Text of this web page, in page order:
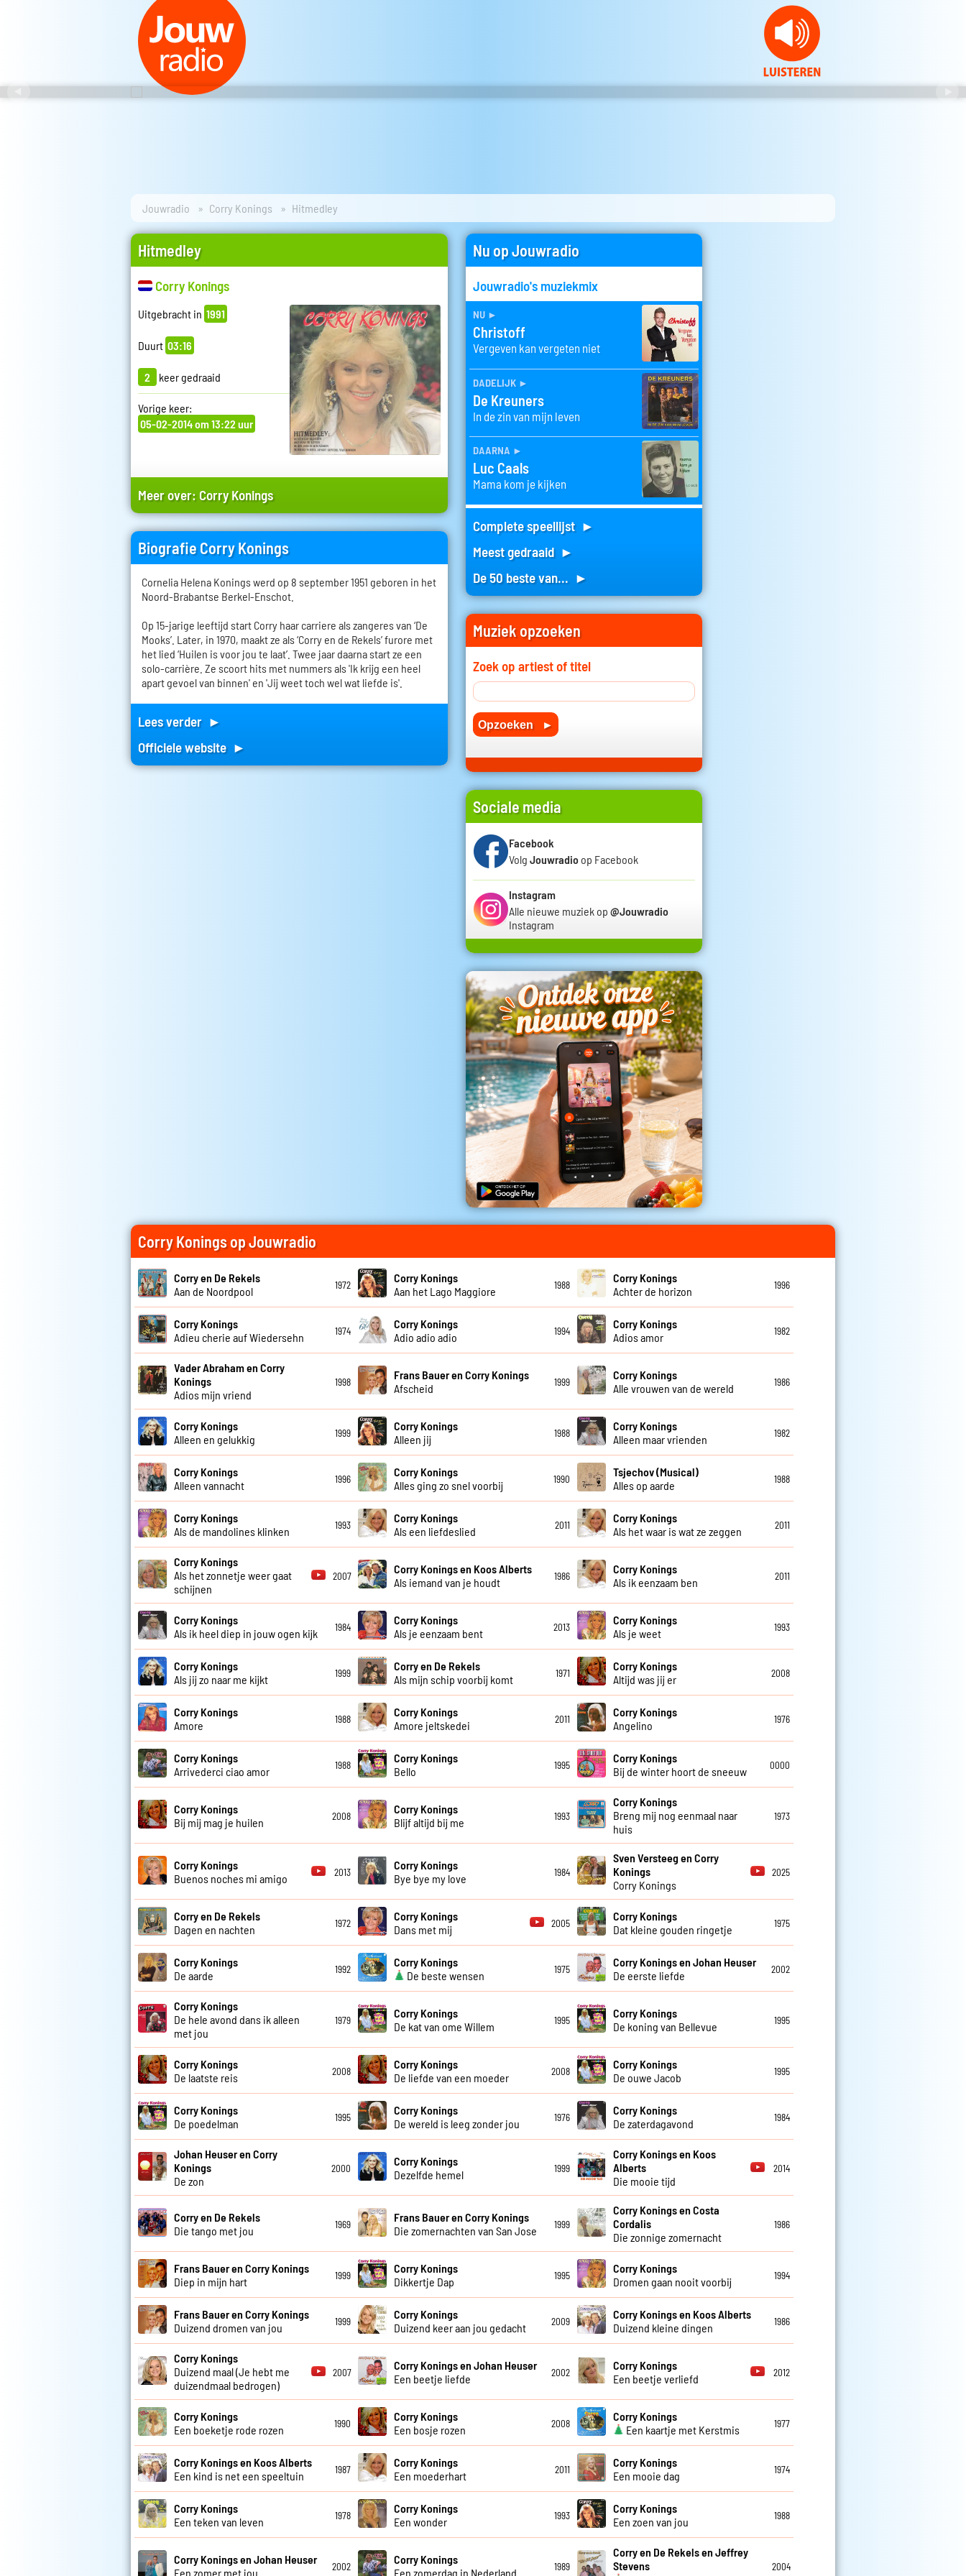
Jouwradio Corry Konings Hitmedley
Hitmedley
Corry Konings
Uitgebracht in 1991
Duurt 03:16
2 keer gedraaid
Vorige keer:
05-02-2014 om 13:22 uur
Meer over: Corry Konings
Biografie Corry Konings
Cornelia Helena Konings werd op 8 september 1951 geboren in het
Noord-Brabantse Berkel-Enschot.
Op 15-jarige leeftijd start Corry haar carriere als zangeres van ‘De
Mooks’. Later, in 1970, maakt ze als ‘Corry en de Rekels’ furore met
het lied ‘Huilen is voor jou te laat’. Twee jaar daarna start ze een
solo-carrière. Ze scoort hits met nummers als 'Ik krijg een heel
apart gevoel van binnen' en 'Jij weet toch wel wat liefde is'.
Lees verder ►
Officiele website ►
Nu op Jouwradio
Jouwradio's muziekmix
nu ►
Christoff
Vergeven kan vergeten niet
dadelijk ►
De Kreuners
In de zin van mijn leven
daarna ►
Luc Caals
Mama kom je kijken
Complete speellijst ►
Meest gedraaid ►
De 50 beste van... ►
Muziek opzoeken
Zoek op artiest of titel
Sociale media
Facebook
Volg Jouwradio op Facebook
Instagram
Alle nieuwe muziek op @Jouwradio
Instagram
Corry Konings op Jouwradio
Corry en De Rekels
Aan de Noordpool
1972
Corry Konings
Aan het Lago Maggiore
1988
Corry Konings
Achter de horizon
1996
Corry Konings
Adieu cherie auf Wiedersehn
1974
Corry Konings
Adio adio adio
1994
Corry Konings
Adios amor
1982
Vader Abraham en Corry
Konings
Adios mijn vriend
1998
Frans Bauer en Corry Konings
Afscheid
1999
Corry Konings
Alle vrouwen van de wereld
1986
Corry Konings
Alleen en gelukkig
1999
Corry Konings
Alleen jij
1988
Corry Konings
Alleen maar vrienden
1982
Corry Konings
Alleen vannacht
1996
Corry Konings
Alles ging zo snel voorbij
1990
Tsjechov (Musical)
Alles op aarde
1988
Corry Konings
Als de mandolines klinken
1993
Corry Konings
Als een liefdeslied
2011
Corry Konings
Als het waar is wat ze zeggen
2011
Corry Konings
Als het zonnetje weer gaat
schijnen
2007
Corry Konings en Koos Alberts
Als iemand van je houdt
1986
Corry Konings
Als ik eenzaam ben
2011
Corry Konings
Als ik heel diep in jouw ogen kijk
1984
Corry Konings
Als je eenzaam bent
2013
Corry Konings
Als je weet
1993
Corry Konings
Als jij zo naar me kijkt
1999
Corry en De Rekels
Als mijn schip voorbij komt
1971
Corry Konings
Altijd was jij er
2008
Corry Konings
Amore
1988
Corry Konings
Amore jeltskedei
2011
Corry Konings
Angelino
1976
Corry Konings
Arrivederci ciao amor
1988
Corry Konings
Bello
1995
Corry Konings
Bij de winter hoort de sneeuw
0000
Corry Konings
Bij mij mag je huilen
2008
Corry Konings
Blijf altijd bij me
1993
Corry Konings
Breng mij nog eenmaal naar
huis
1973
Corry Konings
Buenos noches mi amigo
2013
Corry Konings
Bye bye my love
1984
Sven Versteeg en Corry
Konings
Corry Konings
2025
Corry en De Rekels
Dagen en nachten
1972
Corry Konings
Dans met mij
2005
Corry Konings
Dat kleine gouden ringetje
1975
Corry Konings
De aarde
1992
Corry Konings
De beste wensen
1975
Corry Konings en Johan Heuser
De eerste liefde
2002
Corry Konings
De hele avond dans ik alleen
met jou
1979
Corry Konings
De kat van ome Willem
1995
Corry Konings
De koning van Bellevue
1995
Corry Konings
De laatste reis
2008
Corry Konings
De liefde van een moeder
2008
Corry Konings
De ouwe Jacob
1995
Corry Konings
De poedelman
1995
Corry Konings
De wereld is leeg zonder jou
1976
Corry Konings
De zaterdagavond
1984
Johan Heuser en Corry
Konings
De zon
2000
Corry Konings
Dezelfde hemel
1999
Corry Konings en Koos
Alberts
Die mooie tijd
2014
Corry en De Rekels
Die tango met jou
1969
Frans Bauer en Corry Konings
Die zomernachten van San Jose
1999
Corry Konings en Costa
Cordalis
Die zonnige zomernacht
1986
Frans Bauer en Corry Konings
Diep in mijn hart
1999
Corry Konings
Dikkertje Dap
1995
Corry Konings
Dromen gaan nooit voorbij
1994
Frans Bauer en Corry Konings
Duizend dromen van jou
1999
Corry Konings
Duizend keer aan jou gedacht
2009
Corry Konings en Koos Alberts
Duizend kleine dingen
1986
Corry Konings
Duizend maal (Je hebt me
duizendmaal bedrogen)
2007
Corry Konings en Johan Heuser
Een beetje liefde
2002
Corry Konings
Een beetje verliefd
2012
Corry Konings
Een boeketje rode rozen
1990
Corry Konings
Een bosje rozen
2008
Corry Konings
Een kaartje met Kerstmis
1977
Corry Konings en Koos Alberts
Een kind is net een speeltuin
1987
Corry Konings
Een moederhart
2011
Corry Konings
Een mooie dag
1974
Corry Konings
Een teken van leven
1978
Corry Konings
Een wonder
1993
Corry Konings
Een zoen van jou
1988
Corry Konings en Johan Heuser
Een zomer met jou
2002
Corry Konings
Een zomerdag in Nederland
1989
Corry en De Rekels en Jeffrey
Stevens
2004